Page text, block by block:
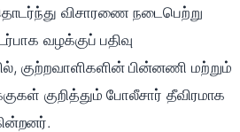
விசாரணை நடைபெற்று
வழக்குப் பதிவு
குற்றவாளிகளின் பின்னணி மற்றும்
குறித்தும் போலீசார் தீவிரமாக